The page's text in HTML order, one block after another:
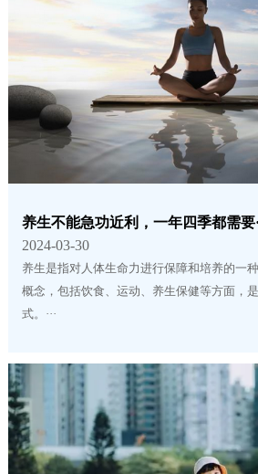
养生不能急功近利，一年四季都需要
2024-03-30
养生是指对人体生命力进行保障和培养的一
概念，包括饮食、运动、养生保健等方面，
式。···